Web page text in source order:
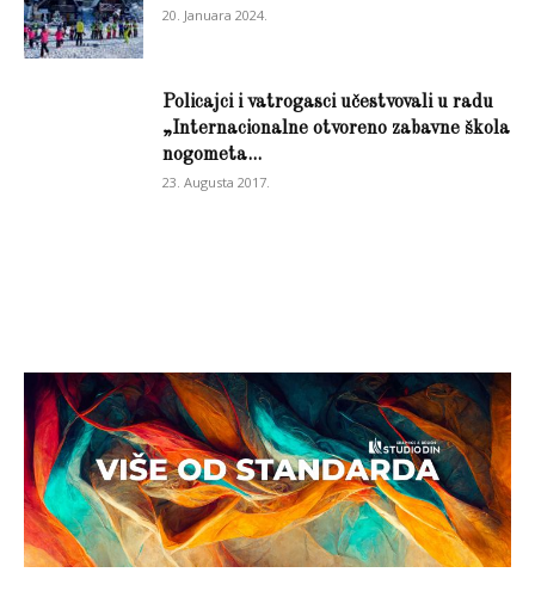
20. Januara 2024.
Policajci i vatrogasci učestvovali u radu
„Internacionalne otvoreno zabavne škola
nogometa...
23. Augusta 2017.